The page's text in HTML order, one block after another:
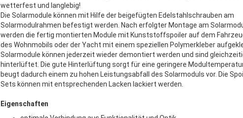
wetterfest und langlebig!
Die Solarmodule können mit Hilfe der beigefügten Edelstahlschrauben am
Solarmodulrahmen befestigt werden. Nach erfolgter Montage am
werden die fertig montierten Module mit Kunststoffspoiler auf dem
des Wohnmobils oder der Yacht mit einem speziellen Polymerkleber
Solarmodule können jederzeit wieder demontiert werden und sind
hinterlüftet. Die gute Hinterlüftung sorgt für eine geringere
beugt dadurch einem zu hohen Leistungsabfall des Solarmoduls vor. Die
Sets können mit entsprechenden Lacken lackiert werden.
Eigenschaften